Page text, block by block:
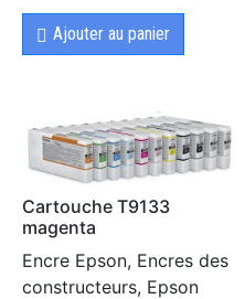
Ajouter au panier
Cartouche T9133
magenta
Encre Epson, Encres des
constructeurs, Epson